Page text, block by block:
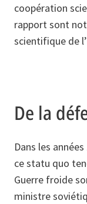
coopération
rapport sont
scientifique de
De la
Dans les
ce statu quo
Guerre froide
ministre